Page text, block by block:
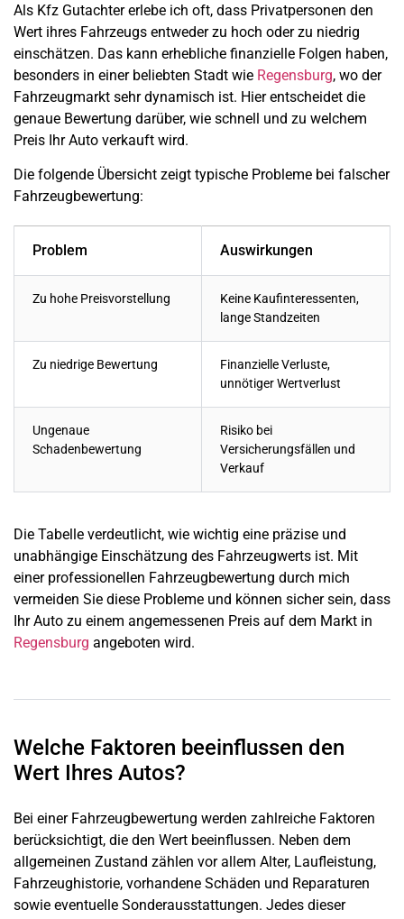
Als Kfz Gutachter erlebe ich oft, dass Privatpersonen den
Wert ihres Fahrzeugs entweder zu hoch oder zu niedrig
einschätzen. Das kann erhebliche finanzielle Folgen haben,
besonders in einer beliebten Stadt wie Regensburg, wo der
Fahrzeugmarkt sehr dynamisch ist. Hier entscheidet die
genaue Bewertung darüber, wie schnell und zu welchem
Preis Ihr Auto verkauft wird.
Die folgende Übersicht zeigt typische Probleme bei falscher
Fahrzeugbewertung:
Problem Auswirkungen
Zu hohe Preisvorstellung
Keine Kaufinteressenten,
lange Standzeiten
Zu niedrige Bewertung
Finanzielle Verluste,
unnötiger Wertverlust
Ungenaue
Schadenbewertung
Risiko bei
Versicherungsfällen und
Verkauf
Die Tabelle verdeutlicht, wie wichtig eine präzise und
unabhängige Einschätzung des Fahrzeugwerts ist. Mit
einer professionellen Fahrzeugbewertung durch mich
vermeiden Sie diese Probleme und können sicher sein, dass
Ihr Auto zu einem angemessenen Preis auf dem Markt in
Regensburg angeboten wird.
Welche Faktoren beeinflussen den
Wert Ihres Autos?
Bei einer Fahrzeugbewertung werden zahlreiche Faktoren
berücksichtigt, die den Wert beeinflussen. Neben dem
allgemeinen Zustand zählen vor allem Alter, Laufleistung,
Fahrzeughistorie, vorhandene Schäden und Reparaturen
sowie eventuelle Sonderausstattungen. Jedes dieser